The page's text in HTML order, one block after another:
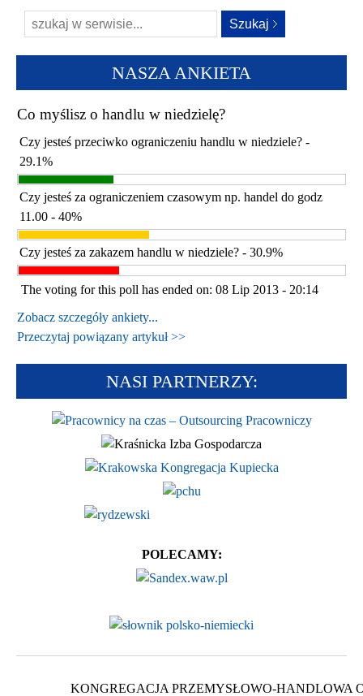
NASZA ANKIETA
Co myślisz o handlu w niedzielę?
Czy jesteś przeciwko ograniczeniu handlu w niedziele? -
29.1%
Czy jesteś za ograniczeniem czasowym np. handel do godz
11.00 - 40%
Czy jesteś za zakazem handlu w niedziele? - 30.9%
The voting for this poll has ended on: 08 Lip 2013 - 20:14
Zobacz szczegóły ankiety...
Przeczytaj powiązany artykuł >>
NASI PARTNERZY:
POLECAMY:
KONGREGACJA PRZEMYSŁOWO-HANDLOWA